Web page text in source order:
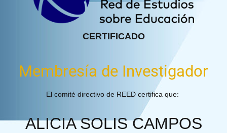
CERTIFICADO
Membresía de Investigador
El comité directivo de REED certifica que:
ALICIA SOLIS CAMPOS